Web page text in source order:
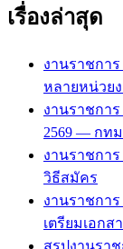
เรื่องล่าสุด
งานราชการ
หลายหน่วย
งานราชการ
2569 — กท
งานราชกา
วิธีสมัคร
งานราชกา
เตรียมเอกส
สรุปงานรา